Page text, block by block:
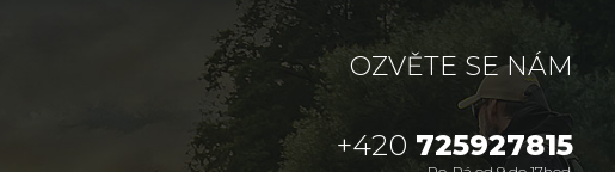
OZVĚTE SE NÁM
+420 725927815